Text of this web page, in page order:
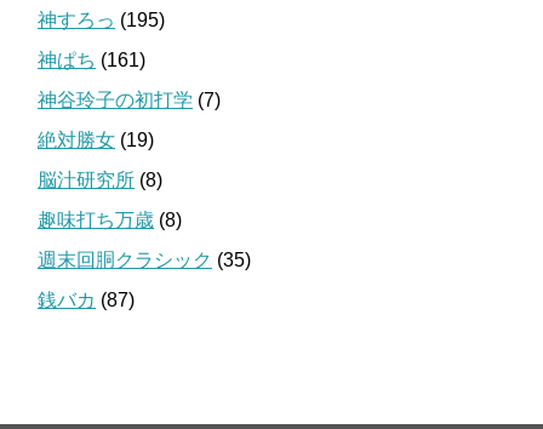
神すろっ (195)
神ぱち (161)
神谷玲子の初打学 (7)
絶対勝女 (19)
脳汁研究所 (8)
趣味打ち万歳 (8)
週末回胴クラシック (35)
銭バカ (87)